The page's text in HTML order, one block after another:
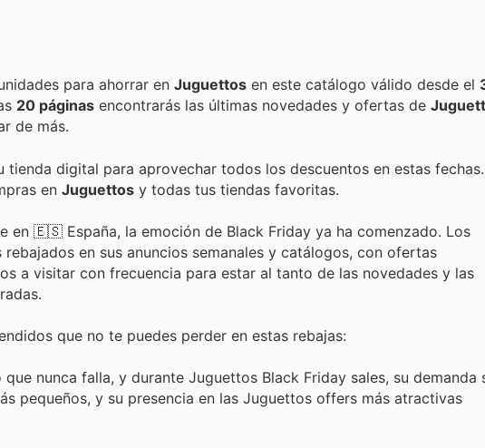
Encuentra las mejores promociones, descuentos y oportunidades para ahorrar en Juguettos en este catálogo válido desde el
20 páginas encontrarás las últimas novedades y ofertas de
de más.
digital para aprovechar todos los descuentos en estas fechas.
en Juguettos y todas tus tiendas favoritas.
en 🇪🇸 España, la emoción de Black Friday ya ha comenzado. Los
en sus anuncios semanales y catálogos, con ofertas
a visitar con frecuencia para estar al tanto de las novedades y las
que no te puedes perder en estas rebajas:
nunca falla, y durante Juguettos Black Friday sales, su demanda
pequeños, y su presencia en las Juguettos offers más atractivas